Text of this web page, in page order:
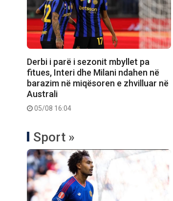
Derbi i parë i sezonit mbyllet pa
fitues, Interi dhe Milani ndahen në
barazim në miqësoren e zhvilluar në
Australi
05/08 16:04
Sport »